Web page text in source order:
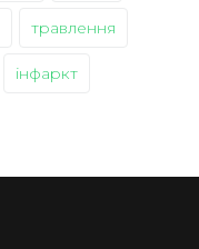
травлення
інфаркт